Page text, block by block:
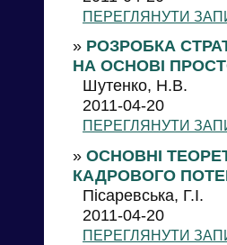
ПЕРЕГЛЯНУТИ
» РОЗРОБКА
НА ОСНОВІ
Шутенко, Н.В.
2011-04-20
ПЕРЕГЛЯНУТИ
» ОСНОВНІ
КАДРОВОГО
Пісаревська, Г.І.
2011-04-20
ПЕРЕГЛЯНУТИ